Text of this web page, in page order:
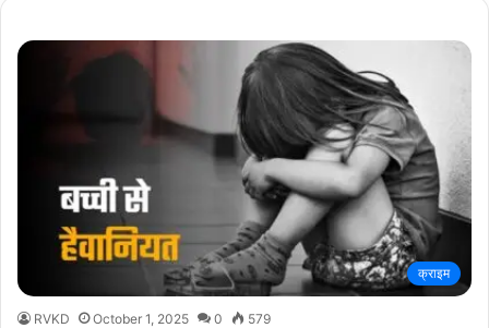
क्राइम
RVKD October 1, 2025 0 579